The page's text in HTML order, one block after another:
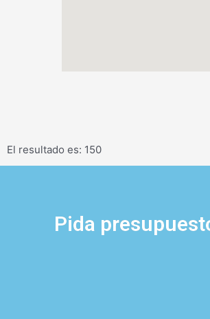
El resultado es: 150
Pida